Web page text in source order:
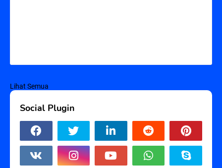
Lihat Semua
Social Plugin